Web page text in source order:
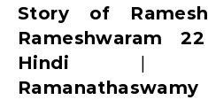
Story of
Rameshwaram
Hindi |